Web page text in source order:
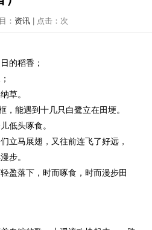
： 资讯 | 点击： 次
的稻香；
草。
，能遇到十几只白鹭立在田埂。
低头啄食。
立马展翅，又往前连飞了好远，
步。
盈落下，时而啄食，时而漫步田